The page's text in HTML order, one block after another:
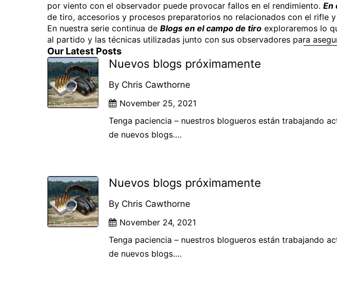
por viento con el observador puede provocar fallos en el rendimiento. En
de tiro, accesorios y procesos preparatorios no relacionados con el rifle
En nuestra serie continua de Blogs en el campo de tiro exploraremos lo
al partido y las técnicas utilizadas junto con sus observadores para
Our Latest Posts
Nuevos blogs próximamente
By Chris Cawthorne
November 25, 2021
Tenga paciencia – nuestros blogueros están trabajando
de nuevos blogs….
Nuevos blogs próximamente
By Chris Cawthorne
November 24, 2021
Tenga paciencia – nuestros blogueros están trabajando
de nuevos blogs….